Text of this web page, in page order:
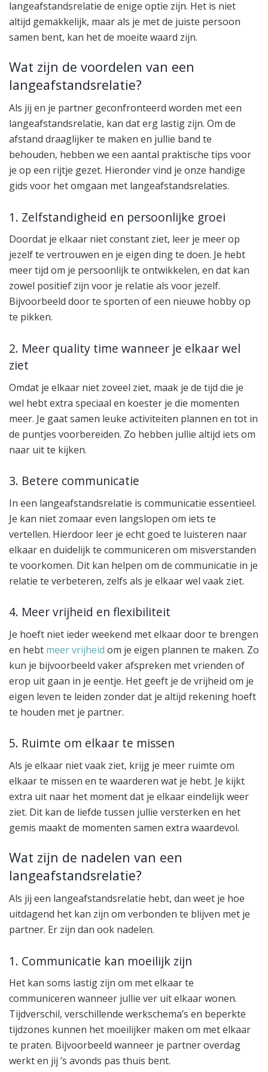
langeafstandsrelatie de enige optie zijn. Het is niet
altijd gemakkelijk, maar als je met de juiste persoon
samen bent, kan het de moeite waard zijn.
Wat zijn de voordelen van een
langeafstandsrelatie?
Als jij en je partner geconfronteerd worden met een
langeafstandsrelatie, kan dat erg lastig zijn. Om de
afstand draaglijker te maken en jullie band te
behouden, hebben we een aantal praktische tips voor
je op een rijtje gezet. Hieronder vind je onze handige
gids voor het omgaan met langeafstandsrelaties.
1. Zelfstandigheid en persoonlijke groei
Doordat je elkaar niet constant ziet, leer je meer op
jezelf te vertrouwen en je eigen ding te doen. Je hebt
meer tijd om je persoonlijk te ontwikkelen, en dat kan
zowel positief zijn voor je relatie als voor jezelf.
Bijvoorbeeld door te sporten of een nieuwe hobby op
te pikken.
2. Meer quality time wanneer je elkaar wel
ziet
Omdat je elkaar niet zoveel ziet, maak je de tijd die je
wel hebt extra speciaal en koester je die momenten
meer. Je gaat samen leuke activiteiten plannen en tot in
de puntjes voorbereiden. Zo hebben jullie altijd iets om
naar uit te kijken.
3. Betere communicatie
In een langeafstandsrelatie is communicatie essentieel.
Je kan niet zomaar even langslopen om iets te
vertellen. Hierdoor leer je echt goed te luisteren naar
elkaar en duidelijk te communiceren om misverstanden
te voorkomen. Dit kan helpen om de communicatie in je
relatie te verbeteren, zelfs als je elkaar wel vaak ziet.
4. Meer vrijheid en flexibiliteit
Je hoeft niet ieder weekend met elkaar door te brengen
en hebt meer vrijheid om je eigen plannen te maken. Zo
kun je bijvoorbeeld vaker afspreken met vrienden of
erop uit gaan in je eentje. Het geeft je de vrijheid om je
eigen leven te leiden zonder dat je altijd rekening hoeft
te houden met je partner.
5. Ruimte om elkaar te missen
Als je elkaar niet vaak ziet, krijg je meer ruimte om
elkaar te missen en te waarderen wat je hebt. Je kijkt
extra uit naar het moment dat je elkaar eindelijk weer
ziet. Dit kan de liefde tussen jullie versterken en het
gemis maakt de momenten samen extra waardevol.
Wat zijn de nadelen van een
langeafstandsrelatie?
Als jij een langeafstandsrelatie hebt, dan weet je hoe
uitdagend het kan zijn om verbonden te blijven met je
partner. Er zijn dan ook nadelen.
1. Communicatie kan moeilijk zijn
Het kan soms lastig zijn om met elkaar te
communiceren wanneer jullie ver uit elkaar wonen.
Tijdverschil, verschillende werkschema’s en beperkte
tijdzones kunnen het moeilijker maken om met elkaar
te praten. Bijvoorbeeld wanneer je partner overdag
werkt en jij ’s avonds pas thuis bent.